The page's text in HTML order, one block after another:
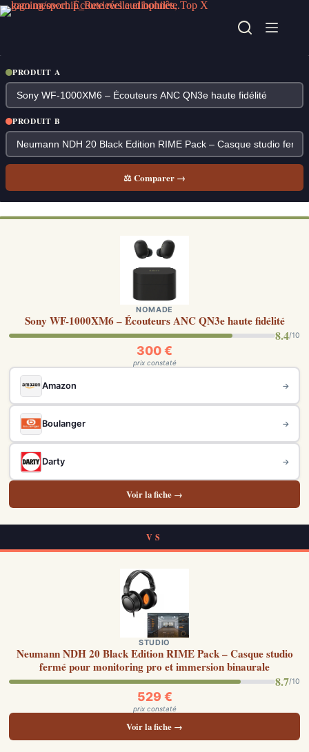
Passer
au
PRODUIT A
PRODUIT B
⚖ Comparer →
NOMADE
Sony WF-1000XM6 – Écouteurs ANC QN3e haute fidélité
8.4/10
300 €
prix constaté
Amazon →
Boulanger →
Darty →
Voir la fiche →
VS
STUDIO
Neumann NDH 20 Black Edition RIME Pack – Casque studio
fermé pour monitoring pro et immersion binaurale
8.7/10
529 €
prix constaté
Voir la fiche →